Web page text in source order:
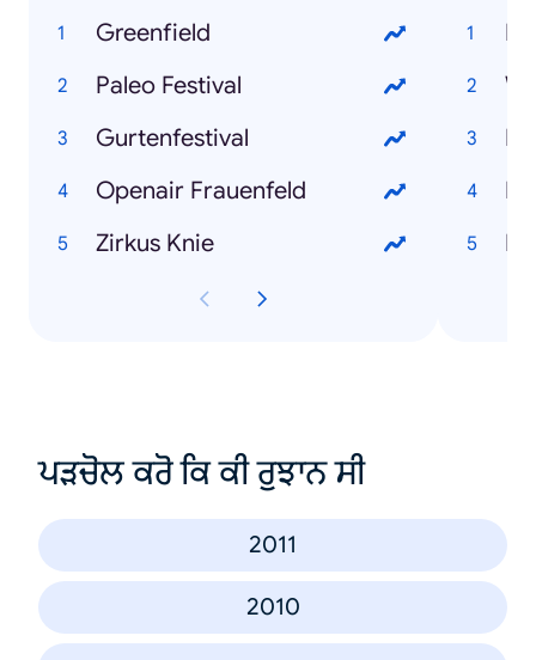
Greenfield
Paleo Festival
Gurtenfestival
Openair Frauenfeld
Zirkus Knie
ਪੜਚੋਲ ਕਰੋ ਕਿ ਕੀ ਰੁਝਾਨ ਸੀ
2011
2010